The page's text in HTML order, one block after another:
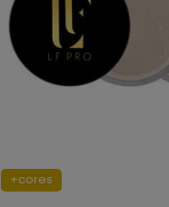
+cores